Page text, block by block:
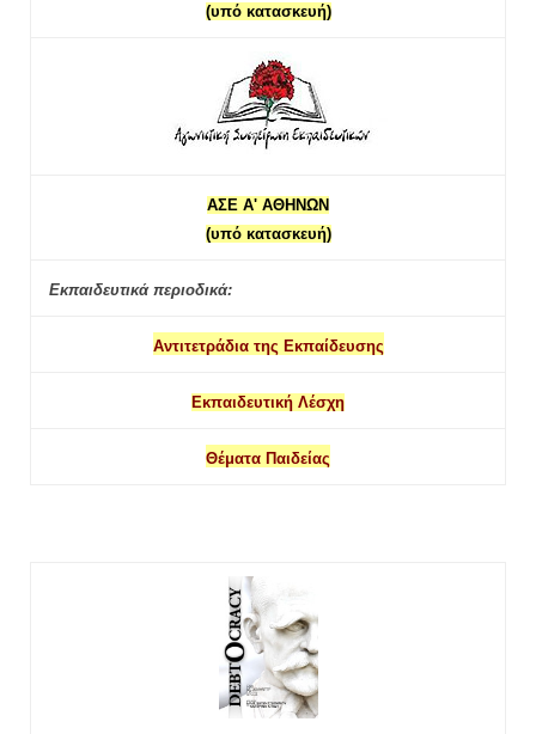
(υπό κατασκευή)
ΑΣΕ Α' ΑΘΗΝΩΝ
(υπό κατασκευή)
Εκπαιδευτικά περιοδικά:
Αντιτετράδια της Εκπαίδευσης
Εκπαιδευτική Λέσχη
Θέματα Παιδείας